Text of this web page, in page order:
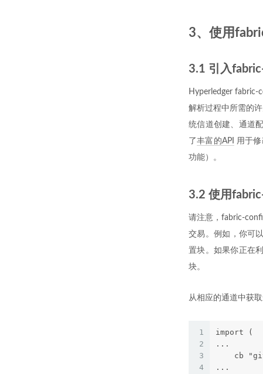
3、使用
3.1 引入
Hyperledger
解析过程中所需的
统信道创建、通道
了丰富的API
用于
功能）。
3.2 使用
请注意，fabric-
交易。例如，你可
置块。如果你正在
块。
从相应的通道中获
1
2
3
4
import (
...
cb
...